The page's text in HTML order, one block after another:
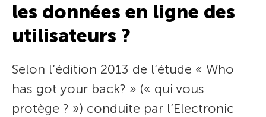
les données en ligne des
utilisateurs ?
Selon l’édition 2013 de l’étude « Who
has got your back? » (« qui vous
protège ? ») conduite par l’Electronic